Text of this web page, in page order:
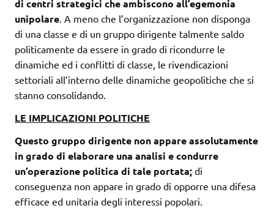
di centri strategici che ambiscono all’egemonia
unipolare. A meno che l’organizzazione non disponga
di una classe e di un gruppo dirigente talmente saldo
politicamente da essere in grado di ricondurre le
dinamiche ed i conflitti di classe, le rivendicazioni
settoriali all’interno delle dinamiche geopolitiche che si
stanno consolidando.
LE IMPLICAZIONI POLITICHE
Questo gruppo dirigente non appare assolutamente
in grado di elaborare una analisi e condurre
un’operazione politica di tale portata; di
conseguenza non appare in grado di opporre una difesa
efficace ed unitaria degli interessi popolari.